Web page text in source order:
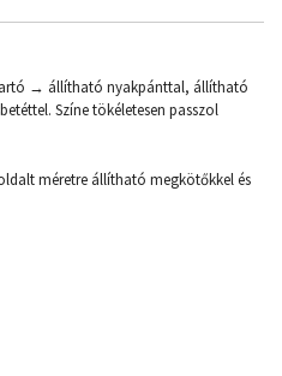
→ állítható nyakpánttal, állítható
Színe tökéletesen passzol
méretre állítható megkötőkkel és